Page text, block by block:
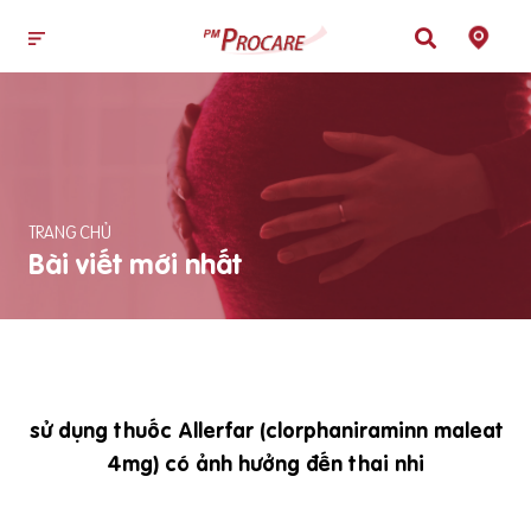
TRANG CHỦ
Bài viết mới nhất
sử dụng thuốc Allerfar (clorphaniraminn maleat
4mg) có ảnh hưởng đến thai nhi